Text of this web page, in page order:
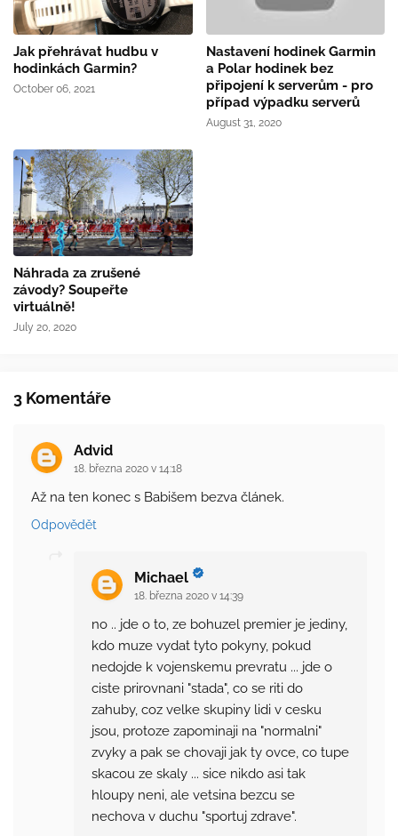
Jak přehrávat hudbu v
hodinkách Garmin?
October 06, 2021
Nastavení hodinek Garmin
a Polar hodinek bez
připojení k serverům - pro
případ výpadku serverů
August 31, 2020
Náhrada za zrušené
závody? Soupeřte
virtuálně!
July 20, 2020
3 Komentáře
Advid
18. března 2020 v 14:18
Až na ten konec s Babišem bezva článek.
Odpovědět
Michael
18. března 2020 v 14:39
no .. jde o to, ze bohuzel premier je jediny,
kdo muze vydat tyto pokyny, pokud
nedojde k vojenskemu prevratu ... jde o
ciste prirovnani "stada", co se riti do
zahuby, coz velke skupiny lidi v cesku
jsou, protoze zapominaji na "normalni"
zvyky a pak se chovaji jak ty ovce, co tupe
skacou ze skaly ... sice nikdo asi tak
hloupy neni, ale vetsina bezcu se
nechova v duchu "sportuj zdrave".